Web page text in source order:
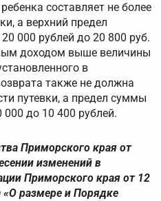
составляет не более
а верхний предел
000 рублей до 20 800 руб.
доходом выше величины
в
также не должна
путевки, а предел суммы
000 до 10 400 рублей.
Приморского края от
изменений в
Приморского края от 12
размере и Порядке